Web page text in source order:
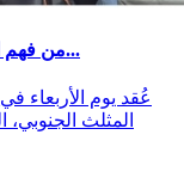
من فهم الميزانيات إلى بناء الخطاب الإعلامي: لقاءات...
عُقد يوم الأربعاء
المثلث